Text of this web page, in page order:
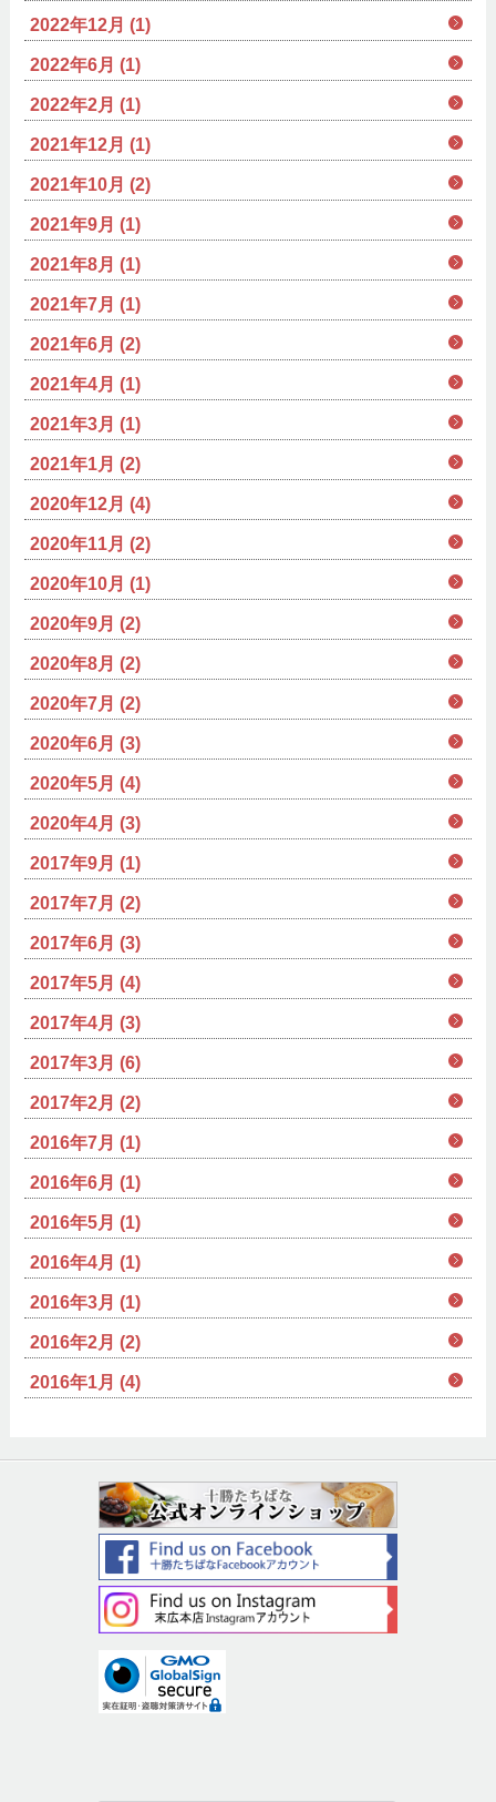
2022年12月 (1)
2022年6月 (1)
2022年2月 (1)
2021年12月 (1)
2021年10月 (2)
2021年9月 (1)
2021年8月 (1)
2021年7月 (1)
2021年6月 (2)
2021年4月 (1)
2021年3月 (1)
2021年1月 (2)
2020年12月 (4)
2020年11月 (2)
2020年10月 (1)
2020年9月 (2)
2020年8月 (2)
2020年7月 (2)
2020年6月 (3)
2020年5月 (4)
2020年4月 (3)
2017年9月 (1)
2017年7月 (2)
2017年6月 (3)
2017年5月 (4)
2017年4月 (3)
2017年3月 (6)
2017年2月 (2)
2016年7月 (1)
2016年6月 (1)
2016年5月 (1)
2016年4月 (1)
2016年3月 (1)
2016年2月 (2)
2016年1月 (4)